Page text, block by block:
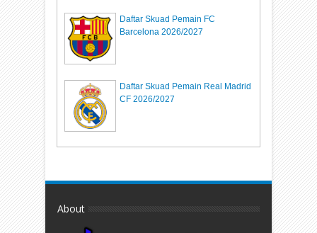
Daftar Skuad Pemain FC
Barcelona 2026/2027
Daftar Skuad Pemain Real Madrid
CF 2026/2027
About